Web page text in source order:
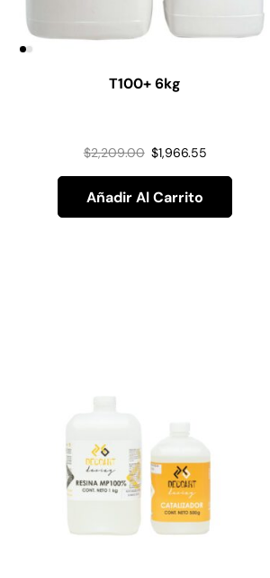
T100+ 6kg
$2,209.00 $1,966.55
Añadir Al Carrito